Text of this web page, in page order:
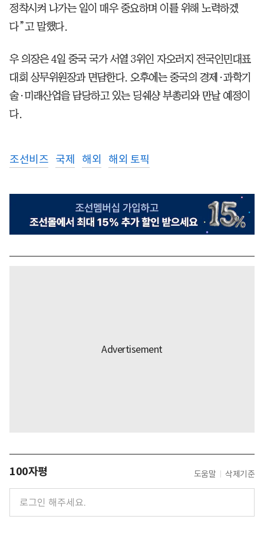
정착시켜 나가는 일이 매우 중요하며 이를 위해 노력하겠
다”고 말했다.
우 의장은 4일 중국 국가 서열 3위인 자오러지 전국인민대표
대회 상무위원장과 면담한다. 오후에는 중국의 경제·과학기
술·미래산업을 담당하고 있는 딩쉐샹 부총리와 만날 예정이
다.
조선비즈 국제 해외 해외 토픽
100자평 도움말 삭제기준